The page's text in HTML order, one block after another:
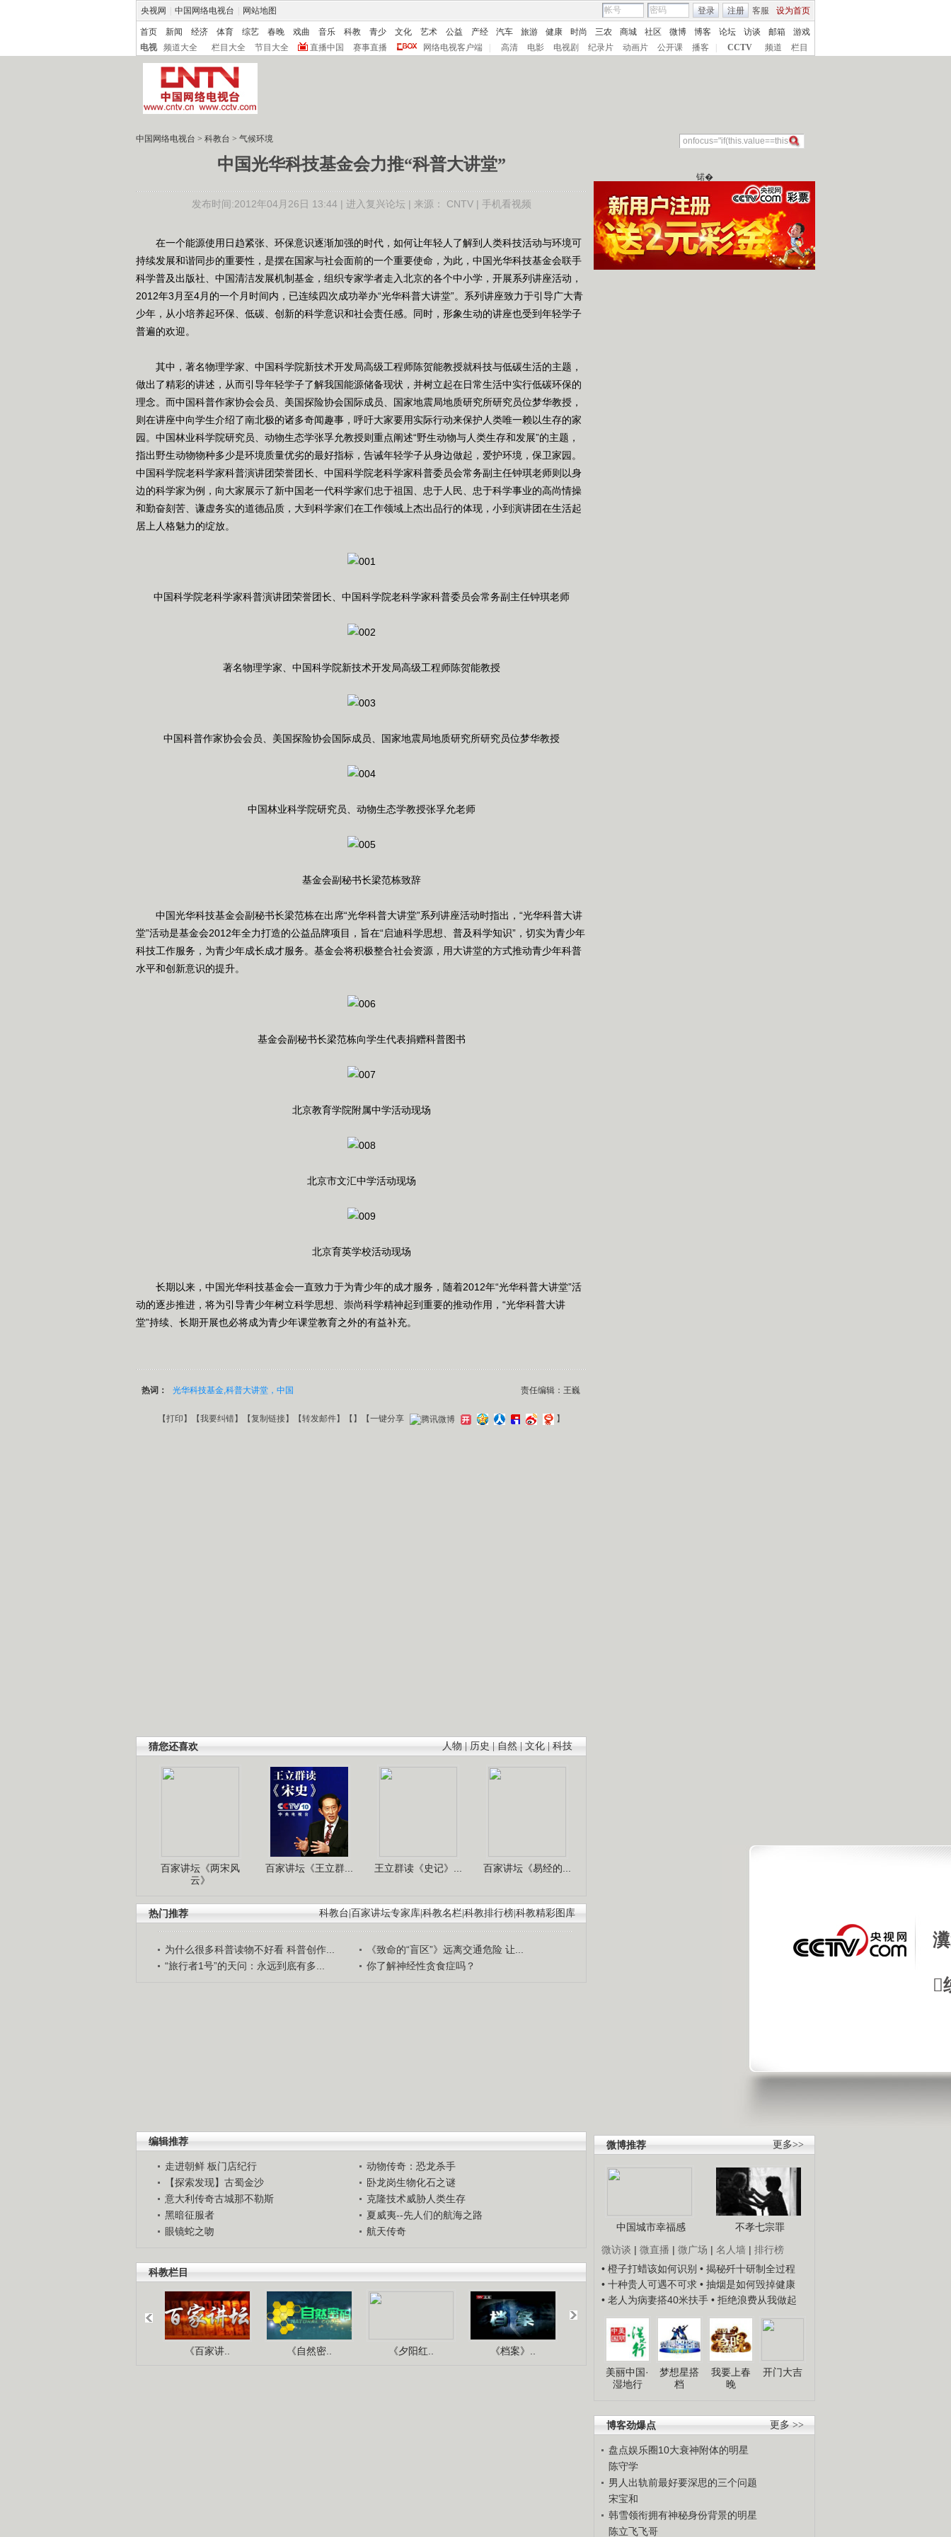
央视网 中国网络电视台 网站地图 客服 设为首页
登录 注册
首页 新闻 经济 体育 综艺 春晚 戏曲 音乐 科教 青少 文化 艺术 公益 产经 汽车 旅游 健康 时尚 三农 商城 社区 微博 博客 论坛 访谈 邮箱
游戏
电视
频道大全 栏目大全 节目大全 直播中国 赛事直播 网络电视客户端 高清 电影 电视剧 纪录片 动画片 公开课 播客 CCTV 频道 栏目
中国网络电视台 > 科教台 > 气候环境
锘�

更多>>
微博推荐
中国城市幸福感
不孝七宗罪
微访谈 | 微直播 | 微广场 | 名人墙 | 排行榜
• 橙子打蜡该如何识别 • 揭秘歼十研制全过程
• 十种贵人可遇不可求 • 抽烟是如何毁掉健康
• 老人为病妻搭40米扶手 • 拒绝浪费从我做起
美丽中国·
湿地行
梦想星搭
档
我要上春
晚
开门大吉
更多 >>
博客劲爆点
盘点娱乐圈10大衰神附体的明星
陈守学
男人出轨前最好要深思的三个问题
宋宝和
韩雪领衔拥有神秘身份背景的明星
陈立飞飞哥
中国光华科技基金会力推“科普大讲堂”
发布时间:2012年04月26日 13:44 | 进入复兴论坛| 来源： CNTV| 手机看视频
在一个能源使用日趋紧张、环保意识逐渐加强的时代，如何让年轻人了解到人类科技活动与环境可
持续发展和谐同步的重要性，是摆在国家与社会面前的一个重要使命，为此，中国光华科技基金会联手
科学普及出版社、中国清洁发展机制基金，组织专家学者走入北京的各个中小学，开展系列讲座活动，
2012年3月至4月的一个月时间内，已连续四次成功举办“光华科普大讲堂”。系列讲座致力于引导广大青
少年，从小培养起环保、低碳、创新的科学意识和社会责任感。同时，形象生动的讲座也受到年轻学子
普遍的欢迎。
其中，著名物理学家、中国科学院新技术开发局高级工程师陈贺能教授就科技与低碳生活的主题，
做出了精彩的讲述，从而引导年轻学子了解我国能源储备现状，并树立起在日常生活中实行低碳环保的
理念。而中国科普作家协会会员、美国探险协会国际成员、国家地震局地质研究所研究员位梦华教授，
则在讲座中向学生介绍了南北极的诸多奇闻趣事，呼吁大家要用实际行动来保护人类唯一赖以生存的家
园。中国林业科学院研究员、动物生态学张孚允教授则重点阐述“野生动物与人类生存和发展”的主题，
指出野生动物物种多少是环境质量优劣的最好指标，告诫年轻学子从身边做起，爱护环境，保卫家园。
中国科学院老科学家科普演讲团荣誉团长、中国科学院老科学家科普委员会常务副主任钟琪老师则以身
边的科学家为例，向大家展示了新中国老一代科学家们忠于祖国、忠于人民、忠于科学事业的高尚情操
和勤奋刻苦、谦虚务实的道德品质，大到科学家们在工作领域上杰出品行的体现，小到演讲团在生活起
居上人格魅力的绽放。
中国科学院老科学家科普演讲团荣誉团长、中国科学院老科学家科普委员会常务副主任钟琪老师
著名物理学家、中国科学院新技术开发局高级工程师陈贺能教授
中国科普作家协会会员、美国探险协会国际成员、国家地震局地质研究所研究员位梦华教授
中国林业科学院研究员、动物生态学教授张孚允老师
基金会副秘书长梁范栋致辞
中国光华科技基金会副秘书长梁范栋在出席“光华科普大讲堂”系列讲座活动时指出，“光华科普大讲
堂”活动是基金会2012年全力打造的公益品牌项目，旨在“启迪科学思想、普及科学知识”，切实为青少年
科技工作服务，为青少年成长成才服务。基金会将积极整合社会资源，用大讲堂的方式推动青少年科普
水平和创新意识的提升。
基金会副秘书长梁范栋向学生代表捐赠科普图书
北京教育学院附属中学活动现场
北京市文汇中学活动现场
北京育英学校活动现场
长期以来，中国光华科技基金会一直致力于为青少年的成才服务，随着2012年“光华科普大讲堂”活
动的逐步推进，将为引导青少年树立科学思想、崇尚科学精神起到重要的推动作用，“光华科普大讲
堂”持续、长期开展也必将成为青少年课堂教育之外的有益补充。
责任编辑：王巍
热词： 光华科技基金,科普大讲堂，中国
【打印 】【我要纠错】【复制链接】【转发邮件】【 】 【一键分享 】
人物 历史 自然 文化 科技
猜您还喜欢
百家讲坛《两宋风
云》
百家讲坛《王立群... 王立群读《史记》... 百家讲坛《易经的...
科教台 百家讲坛专家库 科教名栏 科教排行榜 科教精彩图库
热门推荐
为什么很多科普读物不好看 科普创作...
《致命的“盲区”》远离交通危险 让...
“旅行者1号”的天问：永远到底有多...
你了解神经性贪食症吗？
编辑推荐
走进朝鲜 板门店纪行
动物传奇：恐龙杀手
【探索发现】古蜀金沙
卧龙岗生物化石之谜
意大利传奇古城那不勒斯
克隆技术威胁人类生存
黑暗征服者
夏威夷--先人们的航海之路
眼镜蛇之吻
航天传奇
科教栏目
《百家讲.. 《自然密.. 《夕阳红.. 《档案》.. 《人与自.. 《经典人..